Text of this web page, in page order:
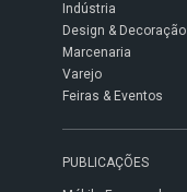
Indústria
Design & Decoração
Marcenaria
Varejo
Feiras & Eventos
PUBLICAÇÕES